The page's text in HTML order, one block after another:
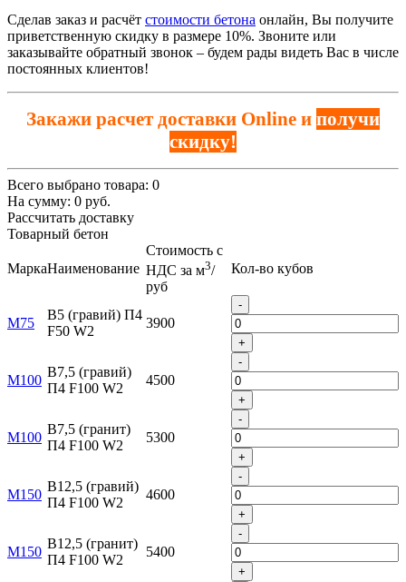
Сделав заказ и расчёт стоимости бетона онлайн, Вы получите
приветственную скидку в размере 10%. Звоните или
заказывайте обратный звонок – будем рады видеть Вас в числе
постоянных клиентов!
Закажи расчет доставки Online и получи
скидку!
Всего выбрано товара: 0
На сумму: 0 руб.
Рассчитать доставку
Товарный бетон
МаркаНаименование
Стоимость с
НДС за м3/
руб
Кол-во кубов
М75
B5 (гравий) П4
F50 W2
3900
-
+
М100
B7,5 (гравий)
П4 F100 W2
4500
-
+
М100
B7,5 (гранит)
П4 F100 W2
5300
-
+
М150
B12,5 (гравий)
П4 F100 W2
4600
-
+
М150
B12,5 (гранит)
П4 F100 W2
5400
-
+